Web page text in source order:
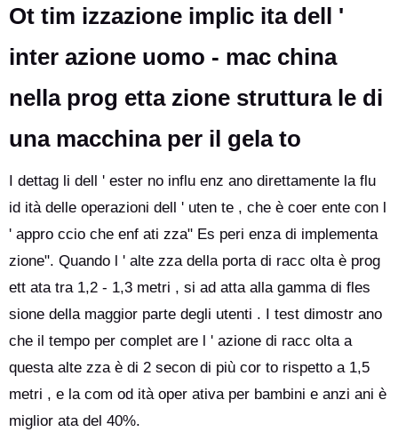
Ot tim izzazione implic ita dell '
inter azione uomo - mac china
nella prog etta zione struttura le di
una macchina per il gela to
I dettag li dell ' ester no influ enz ano direttamente la flu
id ità delle operazioni dell ' uten te , che è coer ente con l
' appro ccio che enf ati zza" Es peri enza di implementa
zione". Quando l ' alte zza della porta di racc olta è prog
ett ata tra 1,2 - 1,3 metri , si ad atta alla gamma di fles
sione della maggior parte degli utenti . I test dimostr ano
che il tempo per complet are l ' azione di racc olta a
questa alte zza è di 2 secon di più cor to rispetto a 1,5
metri , e la com od ità oper ativa per bambini e anzi ani è
miglior ata del 40%.